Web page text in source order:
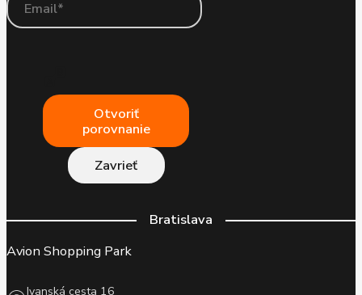
Otvoriť
porovnanie
Zavrieť
Bratislava
Avion Shopping Park
Ivanská cesta 16